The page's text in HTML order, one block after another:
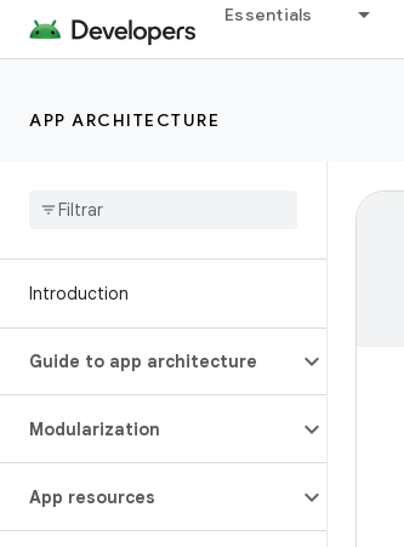
Essentials
APP ARCHITECTURE
Introduction
Guide to app architecture
Modularization
App resources